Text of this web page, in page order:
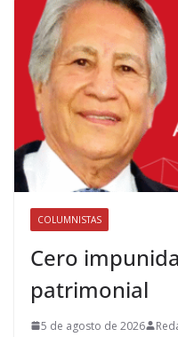
COLUMNISTAS
Cero
patrimonial
5 de agosto de 2026